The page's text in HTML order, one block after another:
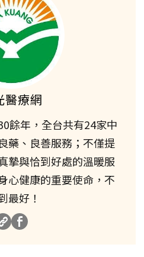
醫療網
餘年，全台共有24家中
藥、良善服務；不僅提
摯與恰到好處的溫暖服
心健康的重要使命，不
最好！